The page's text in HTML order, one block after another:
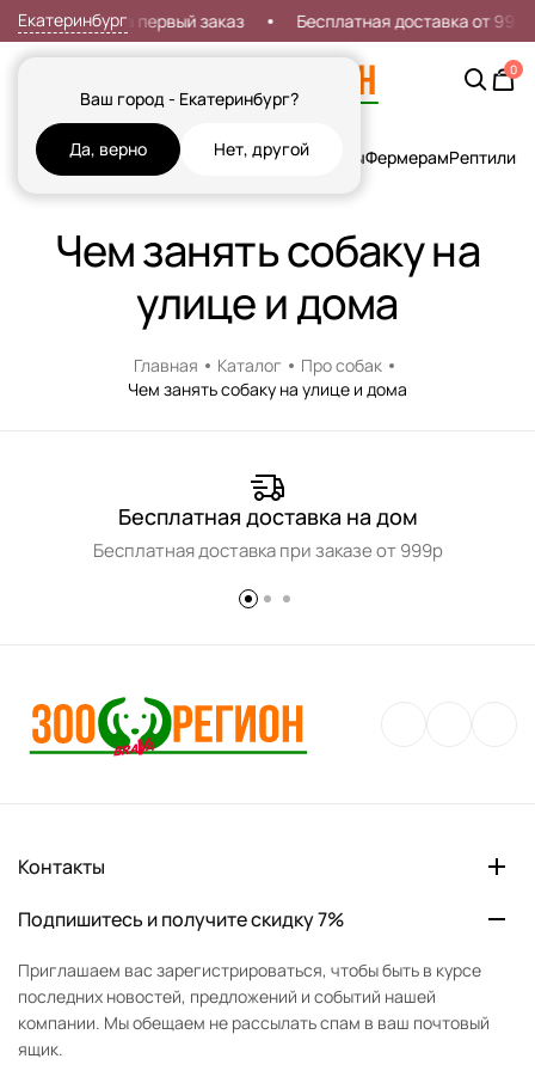
Екатеринбург
Ваш город - Екатеринбург?
Да, верно Нет, другой
Скидка 7% на первый заказ Бесплатная доставка от 999р
0
Кошки СобакиРыбы Грызуны и Хорьки ПтицыФермерамРептилии
Чем занять собаку на
улице и дома
Главная Каталог
Про собак
Чем занять собаку на улице и дома
Бесплатная доставка на дом
Бесплатная доставка при заказе от 999р
Контакты
Подпишитесь и получите скидку 7%
Приглашаем вас зарегистрироваться, чтобы быть в курсе
последних новостей, предложений и событий нашей
компании. Мы обещаем не рассылать спам в ваш почтовый
ящик.